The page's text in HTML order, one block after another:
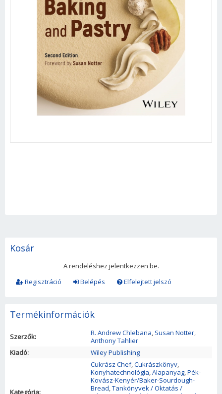
Kosár
A rendeléshez jelentkezzen be.
Regisztráció
Belépés Elfelejtett jelszó
Termékinformációk
Szerzők: R. Andrew Chlebana, Susan Notter,
Anthony Tahlier
Kiadó:
Wiley Publishing
Kategória:
Cukrász Chef,Cukrászkönyv,
Konyhatechnológia,Alapanyag,Pék-
Kovász-Kenyér/Baker-Sourdough-
Bread,Tankönyvek / Oktatás /